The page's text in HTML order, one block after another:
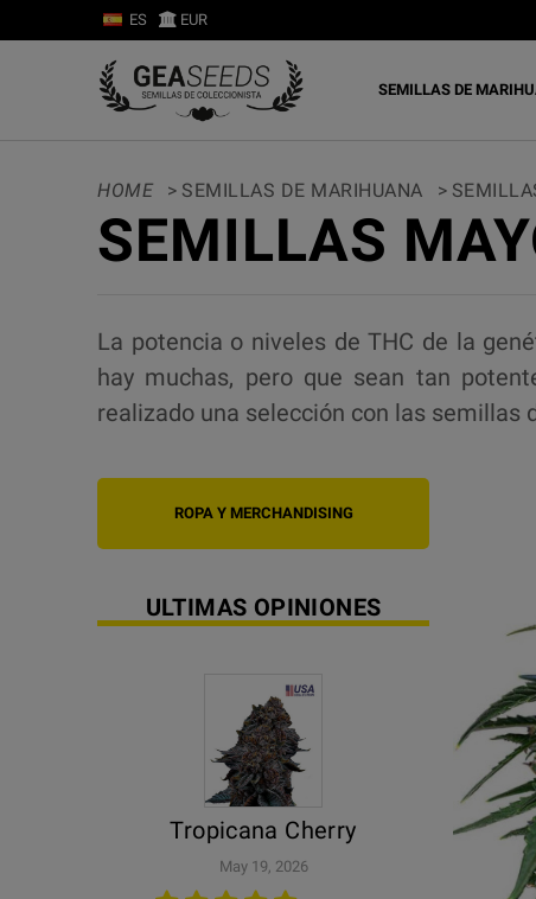
ES EUR
SEMILLAS DE
HOME > SEMILLAS DE MARIHUANA >
SEMILLAS
La potencia o niveles de THC de la
hay muchas, pero que sean tan
realizado una selección con las semillas
ROPA Y MERCHANDISING
ULTIMAS OPINIONES
Tropicana Cherry
May 19, 2026